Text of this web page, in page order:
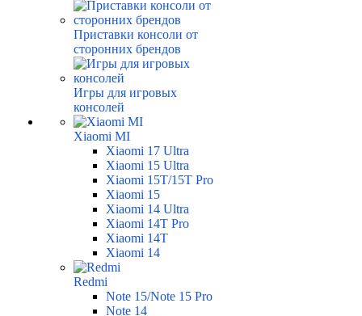
Приставки консоли от
сторонних брендов
Игры для игровых
консолей
Xiaomi MI
Xiaomi 17 Ultra
Xiaomi 15 Ultra
Xiaomi 15T/15T Pro
Xiaomi 15
Xiaomi 14 Ultra
Xiaomi 14T Pro
Xiaomi 14T
Xiaomi 14
Redmi
Note 15/Note 15 Pro
Note 14